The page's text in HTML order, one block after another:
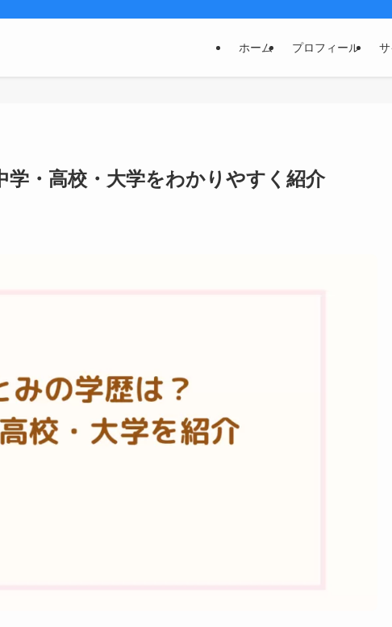
ホーム プロフィール
学・高校・大学をわかりやすく紹介